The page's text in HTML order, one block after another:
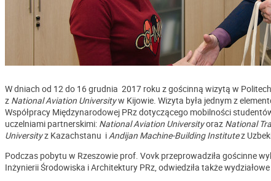
W dniach od 12 do 16 grudnia 2017 roku z gościnną wizytą w
z National Aviation Universityw Kijowie. Wizyta była jednym z
Współpracy Międzynarodowej PRz dotyczącego mobilności
uczelniami partnerskimi: National Aviation Universityoraz National
Universityz Kazachstanu iAndijan Machine-Building Institutez
Podczas pobytu w Rzeszowie prof. Vovk przeprowadziła gościnne
Inżynierii Środowiska i Architektury PRz, odwiedziła także